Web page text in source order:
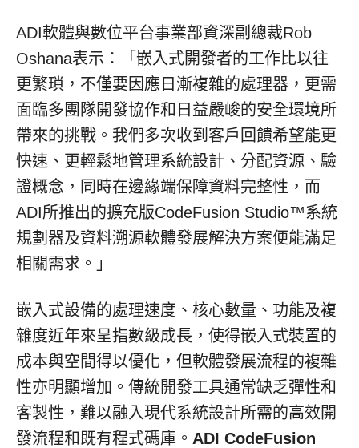
ADI軟體與數位平台事業部資深副總裁Rob
Oshana表示：「嵌入式開發者的工作比以往
更繁瑣，不僅要因應日漸複雜的處理器，更需
面臨多團隊開發協作和日益嚴峻的安全環境所
帶來的挑戰。我們多次收到客戶回饋希望能更
快速、更輕鬆地管理系統設計、分配資源、驗
證概念，同時在邊緣端保障資料完整性，而
ADI所推出的擴充版CodeFusion Studio™系統
規劃器及資料溯源軟體發展解決方案便能滿足
相關需求。」
嵌入式設備的處理速度、核心數量、功能及複
雜度近年來呈指數級成長，使得嵌入式裝置的
成本與空間得以優化，但軟體發展流程的複雜
性亦明顯增加。傳統開發工具通常缺乏彈性和
客製性，難以融入現代系統設計所需的高效開
發流程和既有程式碼庫。 ADI CodeFusion